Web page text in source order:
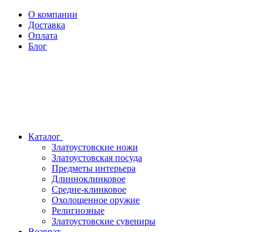
О компании
Доставка
Оплата
Блог
Каталог
Златоустовские ножи
Златоустовская посуда
Предметы интерьера
Длинноклинковое
Средне-клинковое
Охолощенное оружие
Религиозные
Златоустовские сувениры